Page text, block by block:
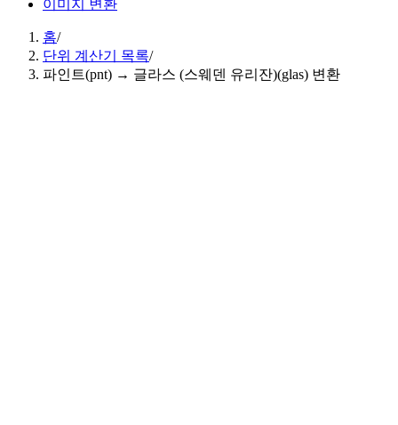
이미지 변환
홈/
단위 계산기 목록/
파인트(pnt) → 글라스 (스웨덴 유리잔)(glas) 변환